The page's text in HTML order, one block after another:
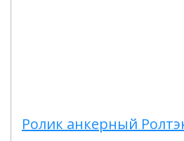
Ролик анкерный